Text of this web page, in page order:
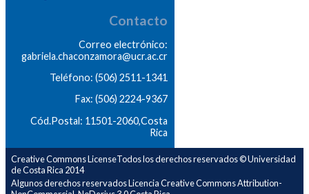
Contacto
Correo electrónico:
gabriela.chaconzamora@ucr.ac.cr
Teléfono: (506) 2511-1341
Fax: (506) 2224-9367
Cód.Postal: 11501-2060,Costa
Rica
Creative Commons LicenseTodos los derechos reservados © Universidad
de Costa Rica 2014
Algunos derechos reservados Licencia Creative Commons Attribution-